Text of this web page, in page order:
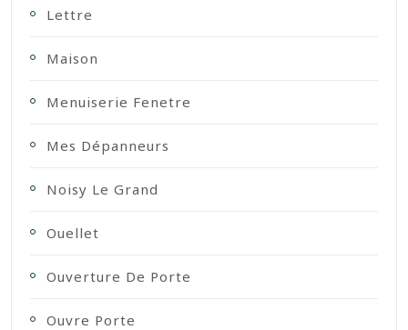
Lettre
Maison
Menuiserie Fenetre
Mes Dépanneurs
Noisy Le Grand
Ouellet
Ouverture De Porte
Ouvre Porte